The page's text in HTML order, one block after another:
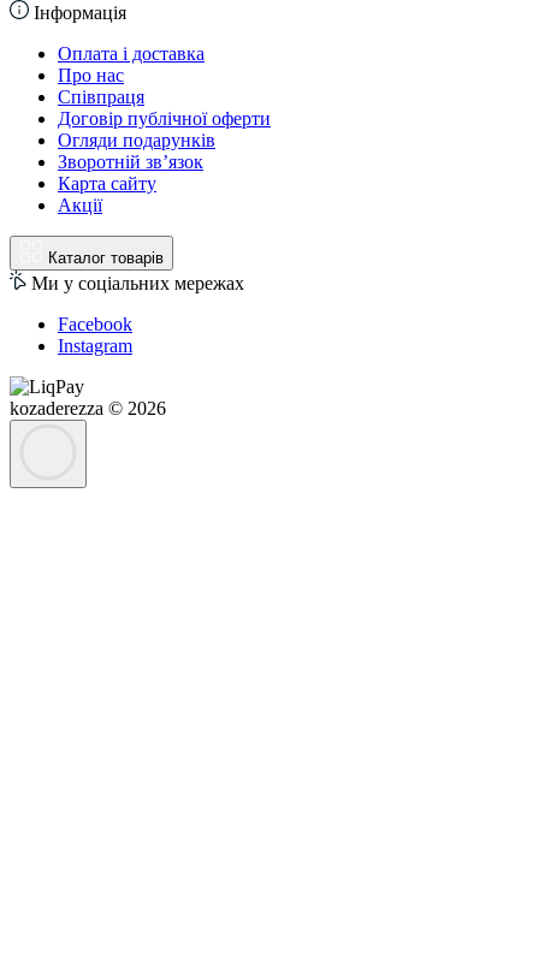
Інформація
Оплата і доставка
Про нас
Співпраця
Договір публічної оферти
Огляди подарунків
Зворотній зв’язок
Карта сайту
Акції
Каталог товарів
Ми у соціальних мережах
Facebook
Instagram
kozaderezza © 2026